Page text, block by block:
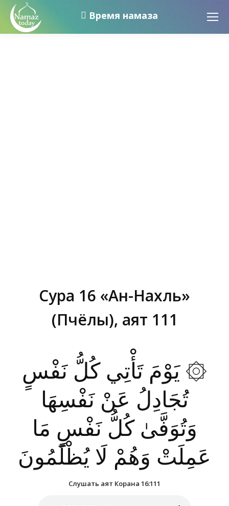
Время намаза
Сура 16 «Ан-Нахль»
(Пчёлы), аят 111
۞ يَوْمَ تَأْتِي كُلُّ نَفْسٍ
تُجَادِلُ عَنْ نَفْسِهَا
وَتُوَفَّىٰ كُلُّ نَفْسٍ مَا
عَمِلَتْ وَهُمْ لَا يُظْلَمُونَ
Слушать аят Корана 16:111